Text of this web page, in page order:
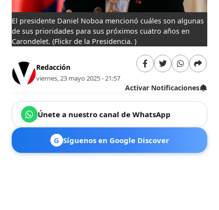
El presidente Daniel Noboa mencionó cuáles son algunas
de sus prioridades para sus próximos cuatro años en
Carondelet. (Flickr de la Presidencia. )
Redacción
viernes, 23 mayo 2025 - 21:57
Activar Notificaciones
Únete a nuestro canal de WhatsApp
G Síguenos en Google Discover